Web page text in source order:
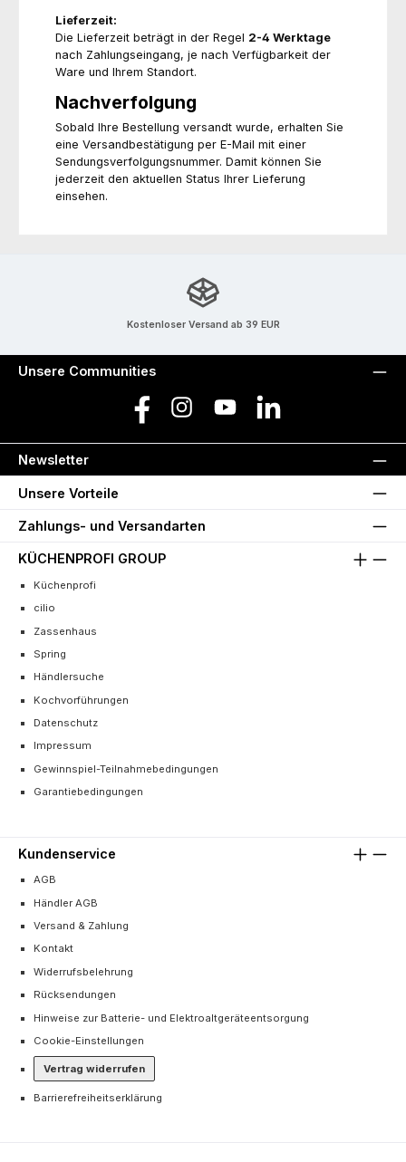
Lieferzeit:
Die Lieferzeit beträgt in der Regel 2-4 Werktage
nach Zahlungseingang, je nach Verfügbarkeit der
Ware und Ihrem Standort.
Nachverfolgung
Sobald Ihre Bestellung versandt wurde, erhalten Sie
eine Versandbestätigung per E-Mail mit einer
Sendungsverfolgungsnummer. Damit können Sie
jederzeit den aktuellen Status Ihrer Lieferung
einsehen.
Kostenloser Versand ab 39 EUR
Unsere Communities
Facebook Instagram YouTube LinkedIn
Newsletter
Unsere Vorteile
Zahlungs- und Versandarten
KÜCHENPROFI GROUP
Küchenprofi
cilio
Zassenhaus
Spring
Händlersuche
Kochvorführungen
Datenschutz
Impressum
Gewinnspiel-Teilnahmebedingungen
Garantiebedingungen
Kundenservice
AGB
Händler AGB
Versand & Zahlung
Kontakt
Widerrufsbelehrung
Rücksendungen
Hinweise zur Batterie- und Elektroaltgeräteentsorgung
Cookie-Einstellungen
Vertrag widerrufen
Barrierefreiheitserklärung